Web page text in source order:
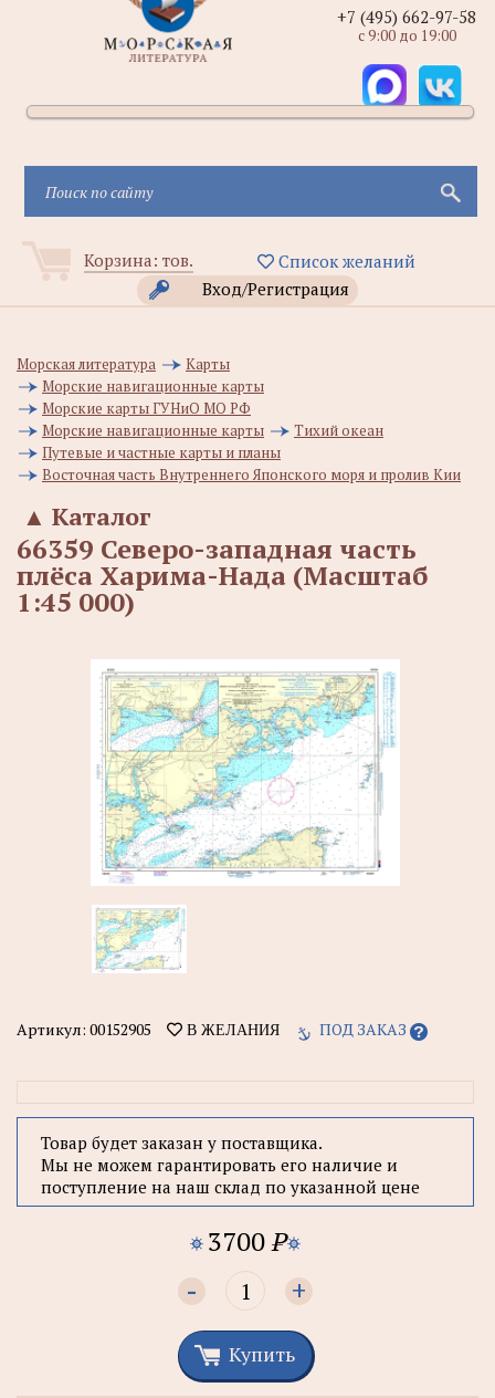
Корзина: тов.
Список желаний
Вход/Регистрация
+7 (495) 662-97-58
с 9:00 до 19:00
Морская литература
Карты
Морские навигационные карты
Морские карты ГУНиО МО РФ
Морские навигационные карты
Тихий океан
Путевые и частные карты и планы
Восточная часть Внутреннего Японского моря и пролив Кии
Каталог
▲
66359 Северо-западная часть
плёса Харима-Нада (Масштаб
1:45 000)
Артикул: 00152905 В ЖЕЛАНИЯ ПОД ЗАКАЗ
Товар будет заказан у поставщика.
Мы не можем гарантировать его наличие и
поступление на наш склад по указанной цене
3700P
- +
Купить